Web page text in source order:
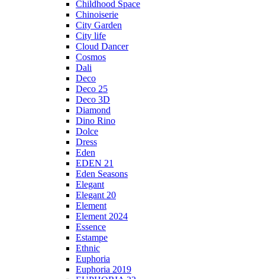
Childhood Space
Chinoiserie
City Garden
City life
Cloud Dancer
Cosmos
Dali
Deco
Deco 25
Deco 3D
Diamond
Dino Rino
Dolce
Dress
Eden
EDEN 21
Eden Seasons
Elegant
Elegant 20
Element
Element 2024
Essence
Estampe
Ethnic
Euphoria
Euphoria 2019